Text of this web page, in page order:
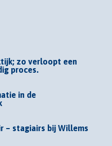
zo verloopt een
proces.
in de
– stagiairs bij Willems